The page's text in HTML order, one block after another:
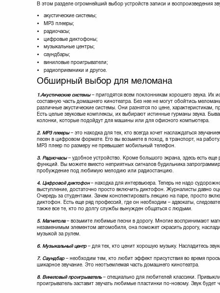
Sven
TRANSCEND
TRUST
Titan
Xiaomi
В этом разделе огромнейший выбор устройств записи и
акустические системы;
МР3 плееры;
радиочасы;
цифровые диктофоны;
музыкальные центры;
саундбары;
виниловые проигрыватели;
радиоприемники и другое.
Обширный выбор для меломана
1.Акустические системы– пригодятся всем поклонникам хорошего звука. Их
составную часть домашнего кинотеатра. Без нее не могут обойтись
различные акустические системы. Они разнятся по цене, характеристикам,
Есть целые звуковые комплексы, их выбирают истинные гурманы звука.
колонки, которые подойдут для машины или для офисного компьютера.
2. МР3 плееры– это находка для тех, кто всегда хочет наслаждаться
песен в цифровом формате. Его вы возьмете в поход, в транспорт, на
МР3 плеер по размеру не превышает мобильный телефон.
3. Радиочасы– удобное устройство. Кроме большого экрана, здесь есть еще
функций. Вы можете вместо неприятных сигналов будильника
пробуждение под любимую мелодию или радиостанцию.
4. Цифровой диктофон– находка для интервьюера. Теперь не надо
выступление, достаточно просто включить диктофон. Журналисты давно
Очередь за студентами. Зачем конспектировать лекцию на паре, просто
диктофон. Есть еще ряд профессий, где он необходим – адвокаты,
также все те, кто по долгу службы вынужден общаться с людьми.
5. Магнитола– возьмите любимые песни в дорогу. Многие воспринимают
незаменимым элементом автомобиля, она поможет скрасить дорогу,
музыкой за рулем.
6. Музыкальный центр– для тех, кто ценит хорошую музыку. Насладитесь
7. Саундбар– необходим тем, кто любит эффект присутствия во время
шикарное звучание. Это неотъемлемая часть домашнего кинотеатра.
8. Виниловый проигрыватель– специально для любителей классики.
проигрыватель заставит звучать любимые пластинки по-новому. Звук будет